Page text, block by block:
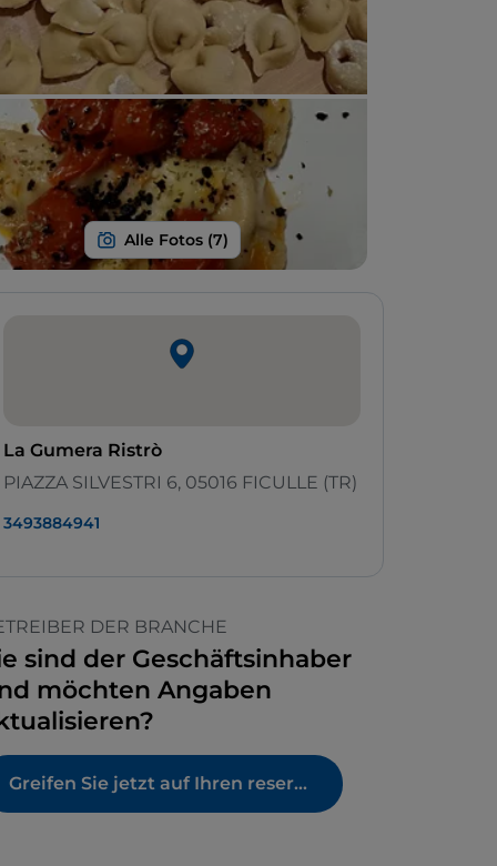
La Gumera Ristrò
PIAZZA SILVESTRI 6, 05016 FICULLE (TR)
3493884941
DER BRANCHE
sind der Geschäftsinhaber
möchten Angaben
Greifen Sie jetzt auf Ihren reservierten Bereich zu